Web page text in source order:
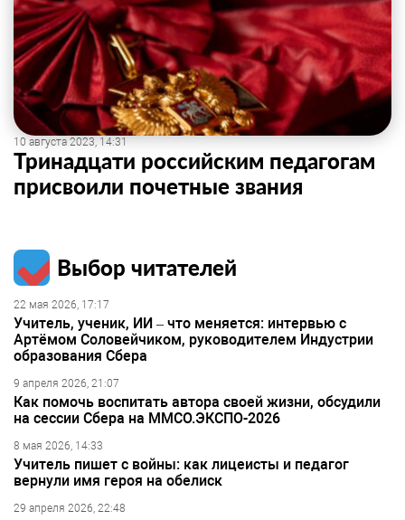
10 августа 2023, 14:31
Тринадцати российским педагогам
присвоили почетные звания
Выбор читателей
22 мая 2026, 17:17
Учитель, ученик, ИИ – что меняется: интервью с
Артёмом Соловейчиком, руководителем Индустрии
образования Сбера
9 апреля 2026, 21:07
Как помочь воспитать автора своей жизни, обсудили
на сессии Сбера на ММСО.ЭКСПО-2026
8 мая 2026, 14:33
Учитель пишет с войны: как лицеисты и педагог
вернули имя героя на обелиск
29 апреля 2026, 22:48